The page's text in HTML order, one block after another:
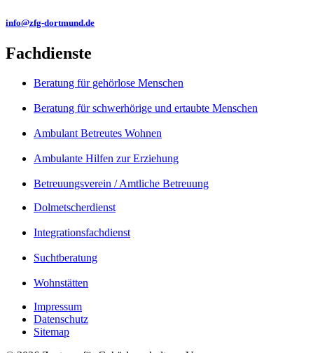
info@zfg-dortmund.de
Fachdienste
Beratung für gehörlose Menschen
Beratung für schwerhörige und ertaubte Menschen
Ambulant Betreutes Wohnen
Ambulante Hilfen zur Erziehung
Betreuungsverein / Amtliche Betreuung
Dolmetscherdienst
Integrationsfachdienst
Suchtberatung
Wohnstätten
Impressum
Datenschutz
Sitemap